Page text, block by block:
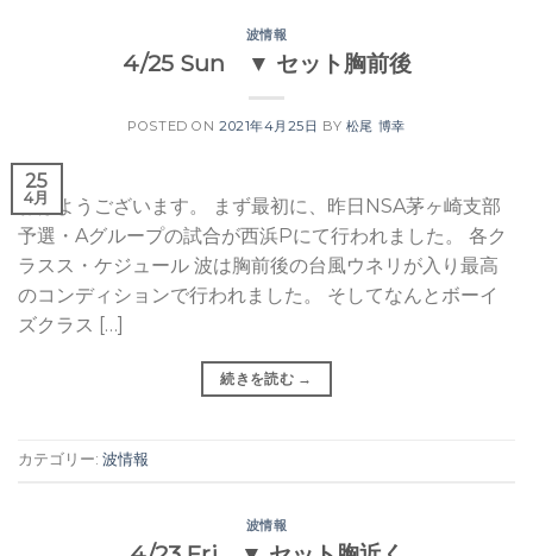
波情報
4/25 Sun ▼ セット胸前後
POSTED ON 2021年4月25日 BY 松尾 博幸
25
4月
おはようございます。 まず最初に、昨日NSA茅ヶ崎支部
予選・Aグループの試合が西浜Pにて行われました。 各ク
ラスス・ケジュール 波は胸前後の台風ウネリが入り最高
のコンディションで行われました。 そしてなんとボーイ
ズクラス […]
続きを読む →
カテゴリー: 波情報
波情報